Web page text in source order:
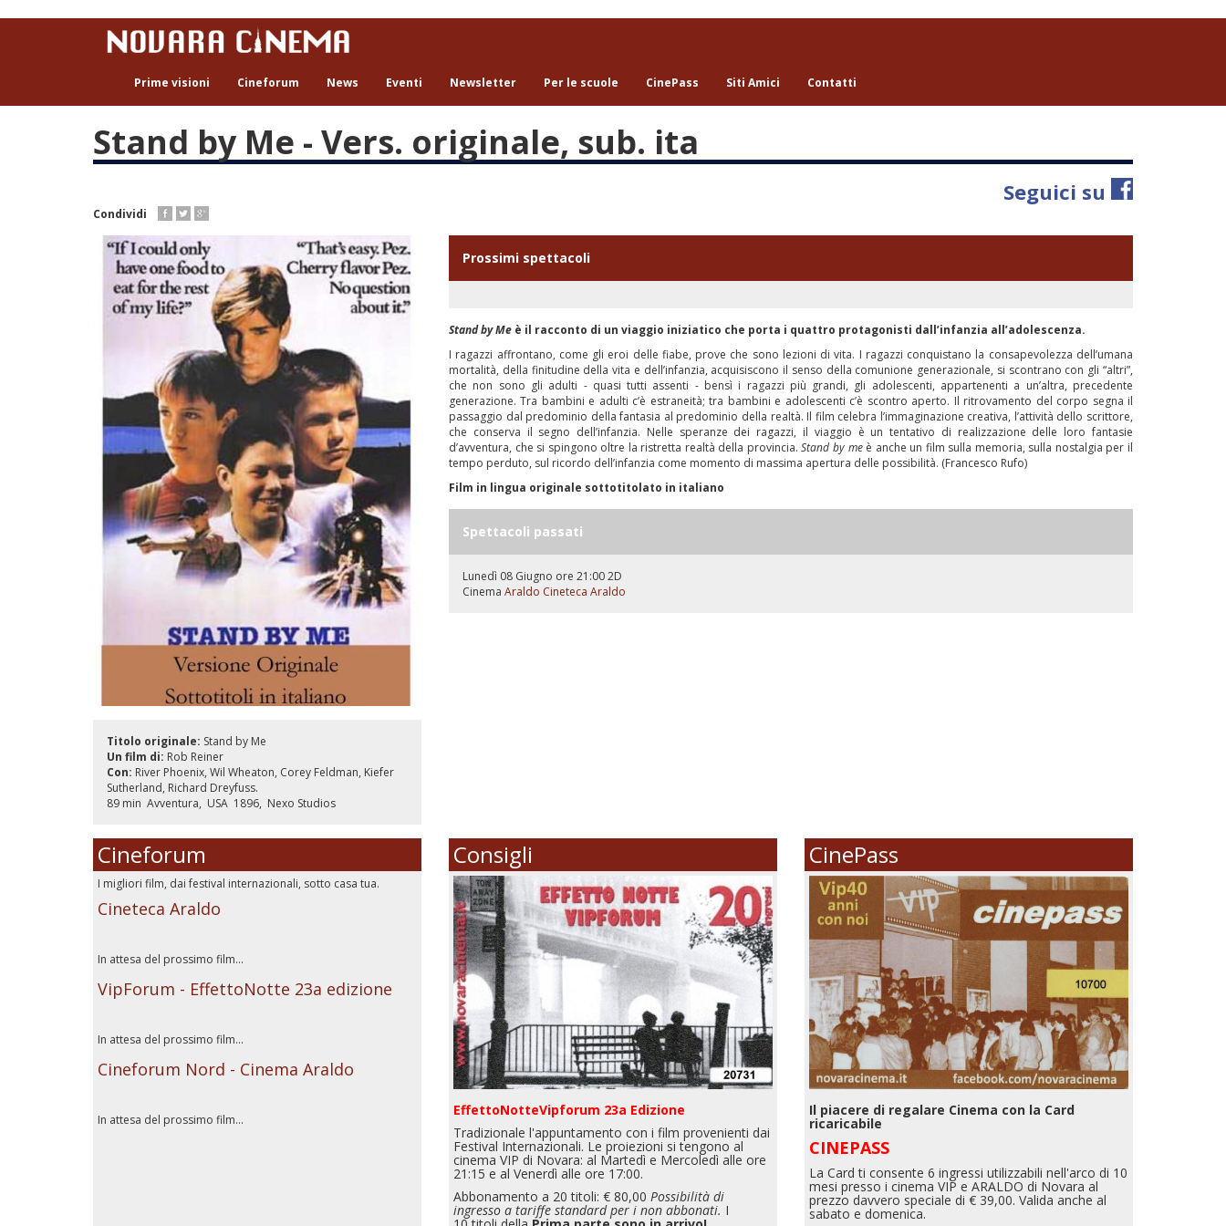
Prime visioni Cineforum News Eventi Newsletter Per le scuole CinePass Siti Amici Contatti
Stand by Me - Vers. originale, sub. ita
Seguici su
Condividi
Titolo originale: Stand by Me
Un film di: Rob Reiner
Con: River Phoenix Wil Wheaton Corey Feldman Kiefer
Sutherland Richard Dreyfuss.
89 min Avventura USA 1896 Nexo Studios
Prossimi spettacoli
Stand by Me è il racconto di un viaggio iniziatico che porta i quattro protagonisti dall’infanzia all’adolescenza.
I ragazzi affrontano, come gli eroi delle fiabe, prove che sono lezioni di vita. I ragazzi conquistano la consapevolezza dell’umana
mortalità, della finitudine della vita e dell’infanzia, acquisiscono il senso della comunione generazionale, si scontrano con gli “altri”,
che non sono gli adulti - quasi tutti assenti - bensì i ragazzi più grandi, gli adolescenti, appartenenti a un’altra, precedente
generazione. Tra bambini e adulti c’è estraneità; tra bambini e adolescenti c’è scontro aperto. Il ritrovamento del corpo segna il
passaggio dal predominio della fantasia al predominio della realtà. Il film celebra l’immaginazione creativa, l’attività dello scrittore,
che conserva il segno dell’infanzia. Nelle speranze dei ragazzi, il viaggio è un tentativo di realizzazione delle loro fantasie
d’avventura, che si spingono oltre la ristretta realtà della provincia.Stand by meè anche un film sulla memoria, sulla nostalgia per il
tempo perduto, sul ricordo dell’infanzia come momento di massima apertura delle possibilità. (Francesco Rufo)
Film in lingua originale sottotitolato in italiano
Spettacoli passati
Lunedì 08 Giugno ore 21:002D
Cinema Araldo Cineteca Araldo
Cineforum
I migliori film, dai festival internazionali, sotto casa tua.
Cineteca Araldo
In attesa del prossimo film...
VipForum - EffettoNotte 23a edizione
In attesa del prossimo film...
Cineforum Nord - Cinema Araldo
In attesa del prossimo film...
Consigli
EffettoNotteVipforum 23a Edizione
Tradizionale l'appuntamento con i film provenienti dai
Festival Internazionali. Le proiezioni si tengono al
cinema VIP di Novara: al Martedì e Mercoledì alle ore
21:15 e al Venerdì alle ore 17:00.
Abbonamento a 20 titoli: € 80,00 Possibilità di
ingresso a tariffe standard per i non abbonati. I
CinePass
Il piacere di regalare Cinema con la Card
ricaricabile
CINEPASS
La Card ti consente 6 ingressi utilizzabili nell'arco di 10
mesi presso i cinema VIP e ARALDO di Novara al
prezzo davvero speciale di € 39,00. Valida anche al
sabato e domenica.